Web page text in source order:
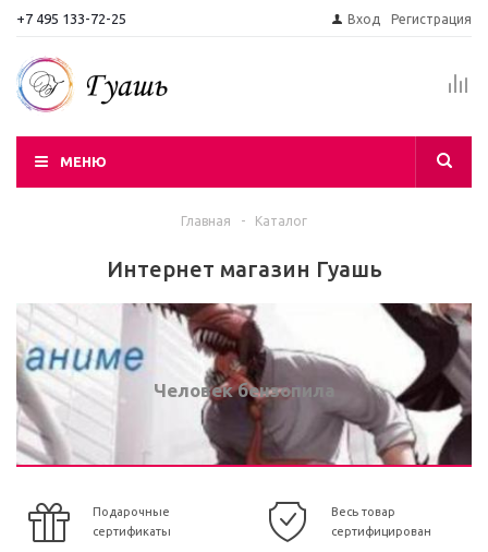
+7 495 133-72-25 Вход Регистрация
МЕНЮ
Главная - Каталог
Интернет магазин Гуашь
Человек бензопила
Подарочные
сертификаты
Весь товар
сертифицирован